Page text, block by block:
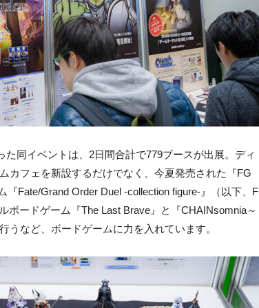
同イベントは、2日間合計で779ブースが出展。ディ
カフェを新設するだけでなく、今夏発売された『FG
Fate/Grand Order Duel -collection figure-』（以下、F
ボードゲーム『The Last Brave』と『CHAINsomnia～
うなど、ボードゲームに力を入れています。